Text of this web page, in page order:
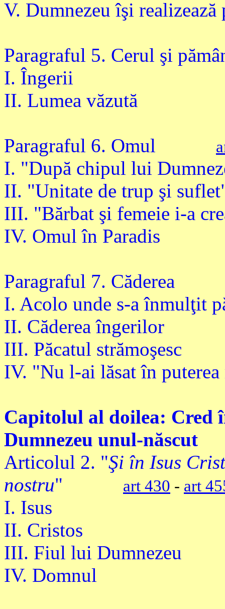
V. Dumnezeu îşi
Paragraful 5. Cerul şi
I. Îngerii
II. Lumea văzută
Paragraful 6. Omul
I. "După chipul lui
II. "Unitate de trup şi
III. "Bărbat şi femeie i-a
IV. Omul în Paradis
Paragraful 7. Căderea
I. Acolo unde s-a înmulţit
II. Căderea îngerilor
III. Păcatul strămoşesc
IV. "Nu l-ai lăsat în
Capitolul al doilea: Cred
Dumnezeu unul-născut
Articolul 2. "Şi în Isus
nostru" art 430 - art
I. Isus
II. Cristos
III. Fiul lui Dumnezeu
IV. Domnul